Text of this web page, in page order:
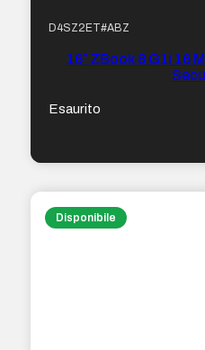
D4SZ2ET#ABZ
16″ ZBook 8 G1i 16
Esaurito
Disponibile